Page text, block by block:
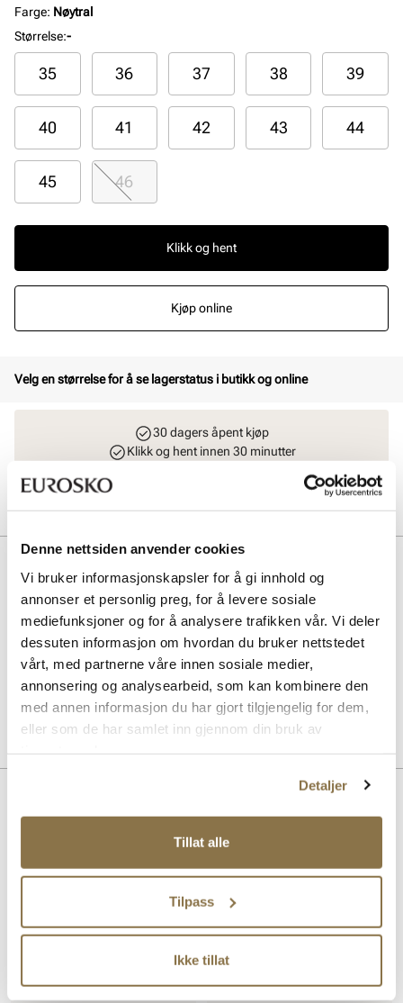
Denne nettsiden anvender cookies
Vi bruker informasjonskapsler for å gi innhold og
annonser et personlig preg, for å levere sosiale
mediefunksjoner og for å analysere trafikken vår. Vi deler
dessuten informasjon om hvordan du bruker nettstedet
vårt, med partnerne våre innen sosiale medier,
annonsering og analysearbeid, som kan kombinere den
med annen informasjon du har gjort tilgjengelig for dem,
eller som de har samlet inn gjennom din bruk av
Detaljer
Tillat alle
Tilpass
Ikke tillat
karbon som demper fotlukt.
Farge: Nøytral
Størrelse:-
35 36 37 38 39
40 41 42 43 44
45 46
Klikk og hent
Kjøp online
Velg en størrelse for å se lagerstatus i butikk og online
30 dagers åpent kjøp
Klikk og hent innen 30 minutter
Komfortabel halvsåle for å polstre og forbedre hold i sko som er for
store eller for demping. Skal liggeunder forfoten, reduserer
trykkpunkter og hindrer foten å skli fremover i skoen. Klipp av fremre
del for bruk i f.eks. sandaler. Sklisikker og demping for foten. Aktivt
karbon som demper fotlukt.
Art. nr 97343004
Lev. art. nr4008
Lignende produkter